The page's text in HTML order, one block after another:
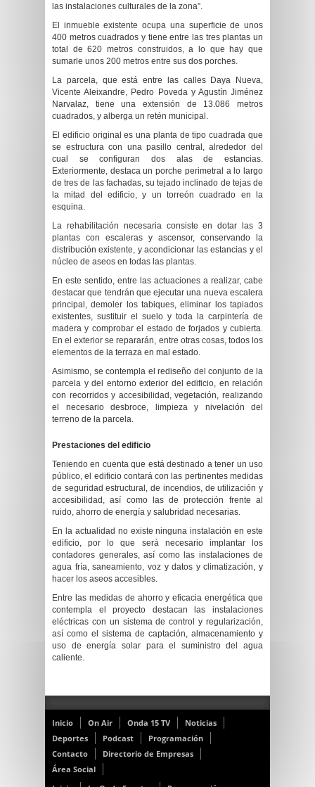
las instalaciones culturales de la zona”.
El inmueble existente ocupa una superficie de unos
400 metros cuadrados y tiene entre las tres plantas un
total de 620 metros construidos, a lo que hay que
sumarle unos 200 metros entre sus dos porches.
La parcela, que está entre las calles Daya Nueva,
Vicente Aleixandre, Pedro Poveda y Agustín Jiménez
Narvalaz, tiene una extensión de 13.086 metros
cuadrados, y alberga un retén municipal.
El edificio original es una planta de tipo cuadrada que
se estructura con una pasillo central, alrededor del
cual se configuran dos alas de estancias.
Exteriormente, destaca un porche perimetral a lo largo
de tres de las fachadas, su tejado inclinado de tejas de
la mitad del edificio, y un torreón cuadrado en la
esquina.
La rehabilitación necesaria consiste en dotar las 3
plantas con escaleras y ascensor, conservando la
distribución existente, y acondicionar las estancias y el
núcleo de aseos en todas las plantas.
En este sentido, entre las actuaciones a realizar, cabe
destacar que tendrán que ejecutar una nueva escalera
principal, demoler los tabiques, eliminar los tapiados
existentes, sustituir el suelo y toda la carpintería de
madera y comprobar el estado de forjados y cubierta.
En el exterior se repararán, entre otras cosas, todos los
elementos de la terraza en mal estado.
Asimismo, se contempla el rediseño del conjunto de la
parcela y del entorno exterior del edificio, en relación
con recorridos y accesibilidad, vegetación, realizando
el necesario desbroce, limpieza y nivelación del
terreno de la parcela.
Prestaciones del edificio
Teniendo en cuenta que está destinado a tener un uso
público, el edificio contará con las pertinentes medidas
de seguridad estructural, de incendios, de utilización y
accesibilidad, así como las de protección frente al
ruido, ahorro de energía y salubridad necesarias.
En la actualidad no existe ninguna instalación en este
edificio, por lo que será necesario implantar los
contadores generales, así como las instalaciones de
agua fría, saneamiento, voz y datos y climatización, y
hacer los aseos accesibles.
Entre las medidas de ahorro y eficacia energética que
contempla el proyecto destacan las instalaciones
eléctricas con un sistema de control y regularización,
así como el sistema de captación, almacenamiento y
uso de energía solar para el suministro del agua
caliente.
Inicio On Air Onda 15 TV
Noticias
Deportes
Podcast
Programación
Contacto
Directorio de Empresas
Área Social